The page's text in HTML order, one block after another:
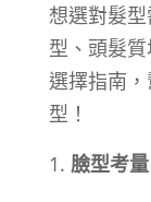
想選對髮
型、頭髮
選擇指南
型！
臉型考量